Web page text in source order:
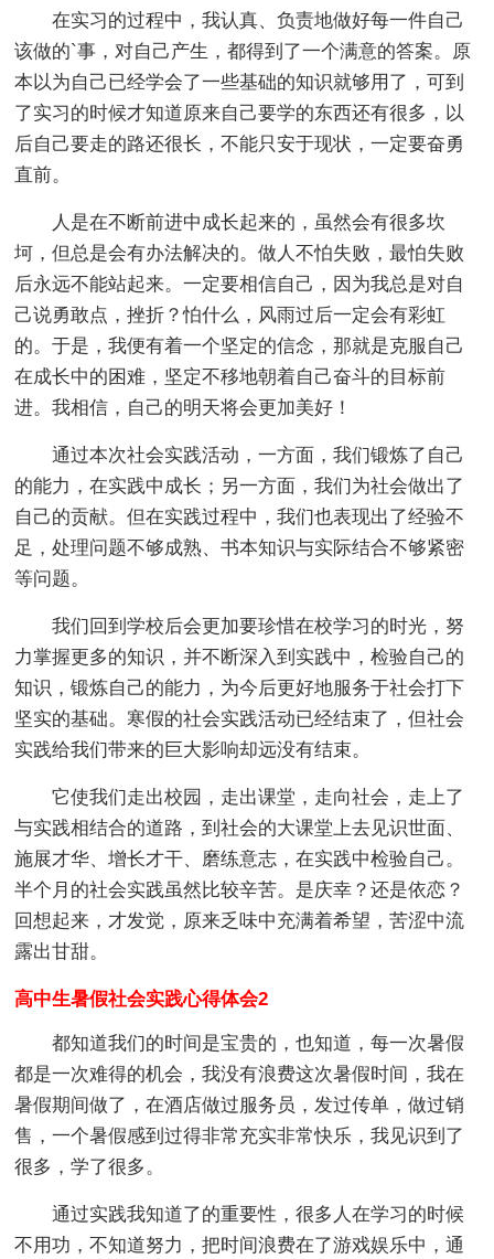
在实习的过程中，我认真、负责地做好每一件自己
该做的`事，对自己产生，都得到了一个满意的答案。原
本以为自己已经学会了一些基础的知识就够用了，可到
了实习的时候才知道原来自己要学的东西还有很多，以
后自己要走的路还很长，不能只安于现状，一定要奋勇
直前。
人是在不断前进中成长起来的，虽然会有很多坎
坷，但总是会有办法解决的。做人不怕失败，最怕失败
后永远不能站起来。一定要相信自己，因为我总是对自
己说勇敢点，挫折？怕什么，风雨过后一定会有彩虹
的。于是，我便有着一个坚定的信念，那就是克服自己
在成长中的困难，坚定不移地朝着自己奋斗的目标前
进。我相信，自己的明天将会更加美好！
通过本次社会实践活动，一方面，我们锻炼了自己
的能力，在实践中成长；另一方面，我们为社会做出了
自己的贡献。但在实践过程中，我们也表现出了经验不
足，处理问题不够成熟、书本知识与实际结合不够紧密
等问题。
我们回到学校后会更加要珍惜在校学习的时光，努
力掌握更多的知识，并不断深入到实践中，检验自己的
知识，锻炼自己的能力，为今后更好地服务于社会打下
坚实的基础。寒假的社会实践活动已经结束了，但社会
实践给我们带来的巨大影响却远没有结束。
它使我们走出校园，走出课堂，走向社会，走上了
与实践相结合的道路，到社会的大课堂上去见识世面、
施展才华、增长才干、磨练意志，在实践中检验自己。
半个月的社会实践虽然比较辛苦。是庆幸？还是依恋？
回想起来，才发觉，原来乏味中充满着希望，苦涩中流
露出甘甜。
高中生暑假社会实践心得体会2
都知道我们的时间是宝贵的，也知道，每一次暑假
都是一次难得的机会，我没有浪费这次暑假时间，我在
暑假期间做了，在酒店做过服务员，发过传单，做过销
售，一个暑假感到过得非常充实非常快乐，我见识到了
很多，学了很多。
通过实践我知道了的重要性，很多人在学习的时候
不用功，不知道努力，把时间浪费在了游戏娱乐中，通